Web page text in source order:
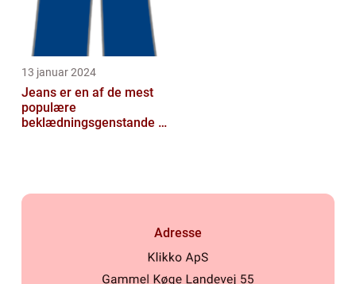
13 januar 2024
Jeans er en af de mest
populære
beklædningsgenstande til
Adresse